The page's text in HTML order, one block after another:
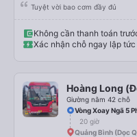
Tuyệt vời bao cơm đầy đủ
Không cần thanh toán
Xác nhận chỗ ngay lập tức
Hoàng Long
Giường nằm 42 chỗ
Vòng Xoay Ngã 5
20 giờ
Quảng Bình (Dọc